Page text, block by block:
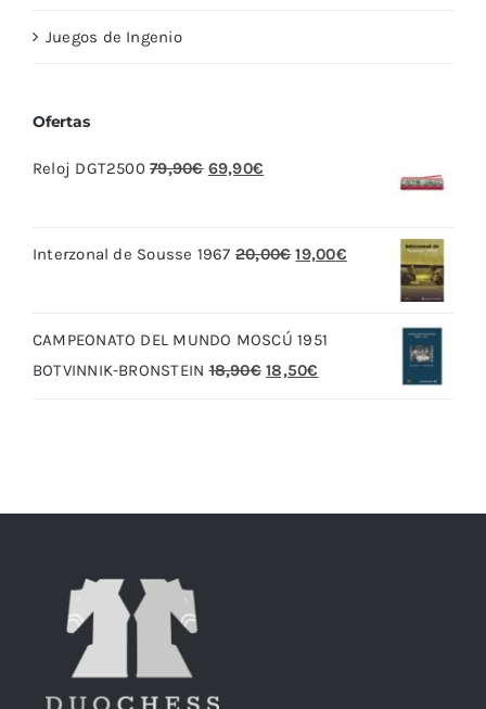
Juegos de Ingenio
Ofertas
Reloj DGT2500 79,90€ El
era:
69,90€
es:
Interzonal de Sousse 1967 20,00€ El
era:
20,00€.
19,00€El
CAMPEONATO DEL MUNDO MOSCÚ 1951
BOTVINNIK-BRONSTEIN 18,90€ El
18,50€